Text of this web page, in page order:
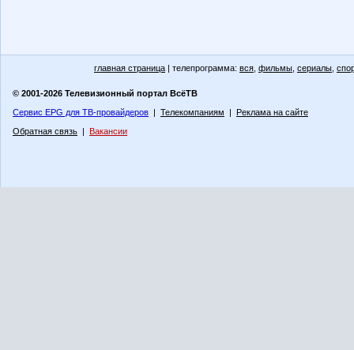
главная страница | телепрограмма: вся фильмы сериалы
© 2001-2026 Телевизионный портал ВсёТВ
Сервис EPG для ТВ-провайдеров | Телекомпаниям | Реклама на сайте
Обратная связь | Вакансии